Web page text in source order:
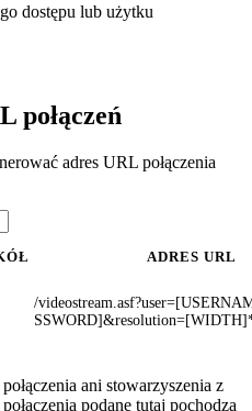
dostępu lub użytku
połączeń
adres URL połączenia
ADRES URL
/
ani stowarzyszenia z
podane tutaj pochodzą